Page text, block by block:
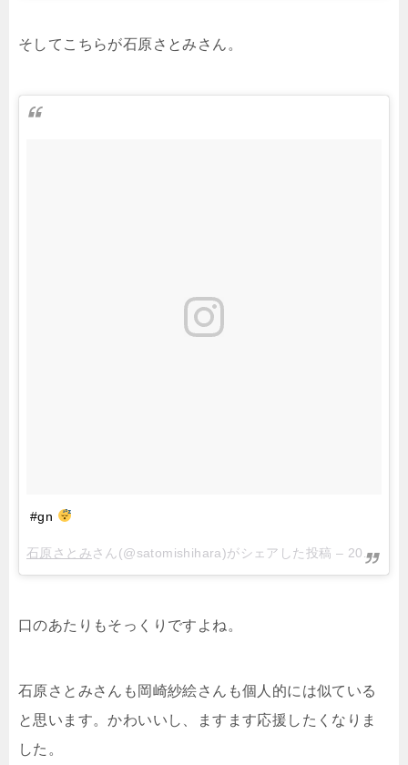
そしてこちらが石原さとみさん。
#gn
石原さとみ︎︎さん(@satomishihara)がシェアした投稿 – 2017年 1月月10日午前6時31分PST
口のあたりもそっくりですよね。
石原さとみさんも岡崎紗絵さんも個人的には似ている
と思います。かわいいし、ますます応援したくなりま
した。